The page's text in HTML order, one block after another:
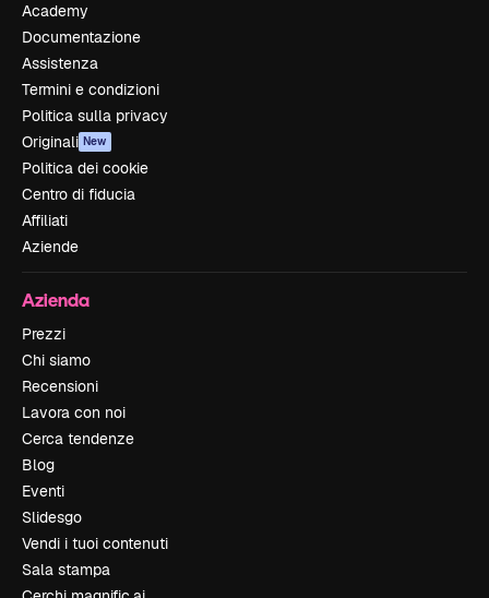
Academy
Documentazione
Assistenza
Termini e condizioni
Politica sulla privacy
Originali New
Politica dei cookie
Centro di fiducia
Affiliati
Aziende
Azienda
Prezzi
Chi siamo
Recensioni
Lavora con noi
Cerca tendenze
Blog
Eventi
Slidesgo
Vendi i tuoi contenuti
Sala stampa